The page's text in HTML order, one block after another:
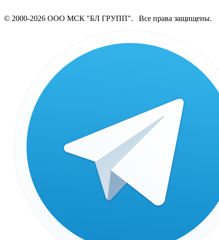
© 2000-2026 ООО МСК "БЛ ГРУПП". Все права защищены.